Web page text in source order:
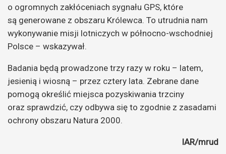
o ogromnych zakłóceniach sygnału GPS, które
są generowane z obszaru Królewca. To utrudnia nam
wykonywanie misji lotniczych w północno-wschodniej
Polsce – wskazywał.
Badania będą prowadzone trzy razy w roku – latem,
jesienią i wiosną – przez cztery lata. Zebrane dane
pomogą określić miejsca pozyskiwania trzciny
oraz sprawdzić, czy odbywa się to zgodnie z zasadami
ochrony obszaru Natura 2000.
IAR/mrud